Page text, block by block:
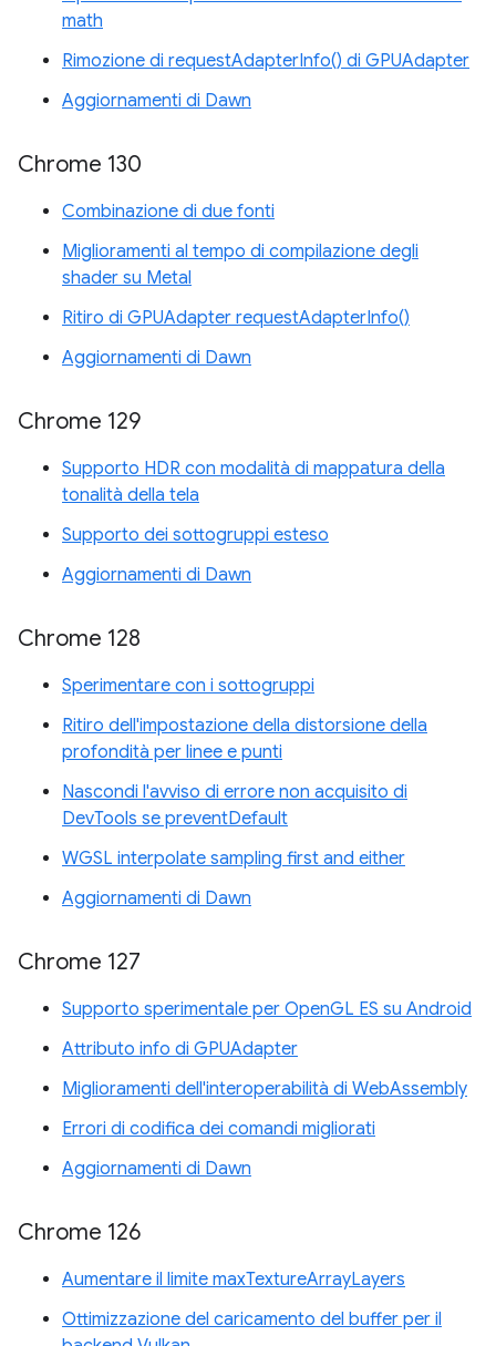
math
Rimozione di requestAdapterInfo() di GPUAdapter
Aggiornamenti di Dawn
Chrome 130
Combinazione di due fonti
Miglioramenti al tempo di compilazione degli
shader su Metal
Ritiro di GPUAdapter requestAdapterInfo()
Aggiornamenti di Dawn
Chrome 129
Supporto HDR con modalità di mappatura della
tonalità della tela
Supporto dei sottogruppi esteso
Aggiornamenti di Dawn
Chrome 128
Sperimentare con i sottogruppi
Ritiro dell'impostazione della distorsione della
profondità per linee e punti
Nascondi l'avviso di errore non acquisito di
DevTools se preventDefault
WGSL interpolate sampling first and either
Aggiornamenti di Dawn
Chrome 127
Supporto sperimentale per OpenGL ES su Android
Attributo info di GPUAdapter
Miglioramenti dell'interoperabilità di WebAssembly
Errori di codifica dei comandi migliorati
Aggiornamenti di Dawn
Chrome 126
Aumentare il limite maxTextureArrayLayers
Ottimizzazione del caricamento del buffer per il